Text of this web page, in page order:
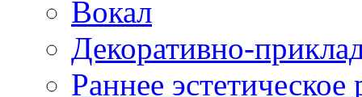
Вокал
Декоративно-
Раннее эстетическое